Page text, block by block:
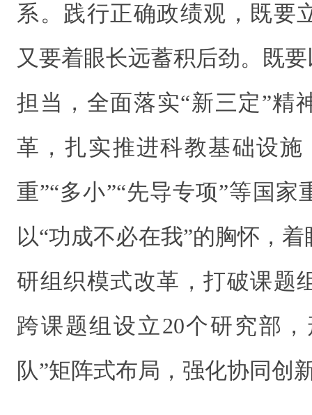
系。践行正确政绩观，既要
又要着眼长远蓄积后劲。既
担当，全面落实“新三定”精
革，扎实推进科教基础设施
重”“多小”“先导专项”等国
以“功成不必在我”的胸怀，
研组织模式改革，打破课题
跨课题组设立20个研究部
队”矩阵式布局，强化协同创